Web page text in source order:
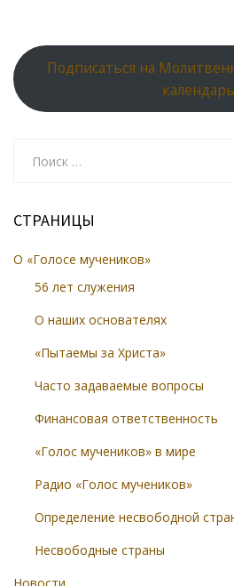
Подписаться на
календарь
СТРАНИЦЫ
О «Голосе мучеников»
56 лет служения
О наших основателях
«Пытаемы за Христа»
Часто задаваемые вопросы
Финансовая ответственность
«Голос мучеников» в мире
Радио «Голос мучеников»
Определение несвободной
Несвободные страны